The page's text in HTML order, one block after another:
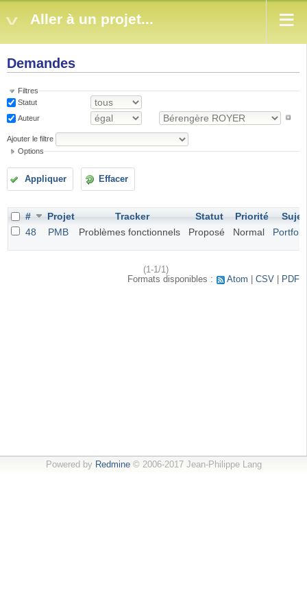
Aller à un projet...
Demandes
Filtres
Statut
Auteur
Ajouter le filtre
Options
Appliquer Effacer
# Projet Tracker Statut Priorité
Sujet
48
PMB Problèmes fonctionnels Proposé Normal
(1-1/1)
Formats disponibles :
Atom CSV PDF
Powered by Redmine© 2006-2017 Jean-Philippe Lang